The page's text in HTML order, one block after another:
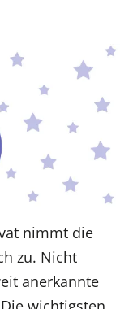
nimmt die
zu. Nicht
anerkannte